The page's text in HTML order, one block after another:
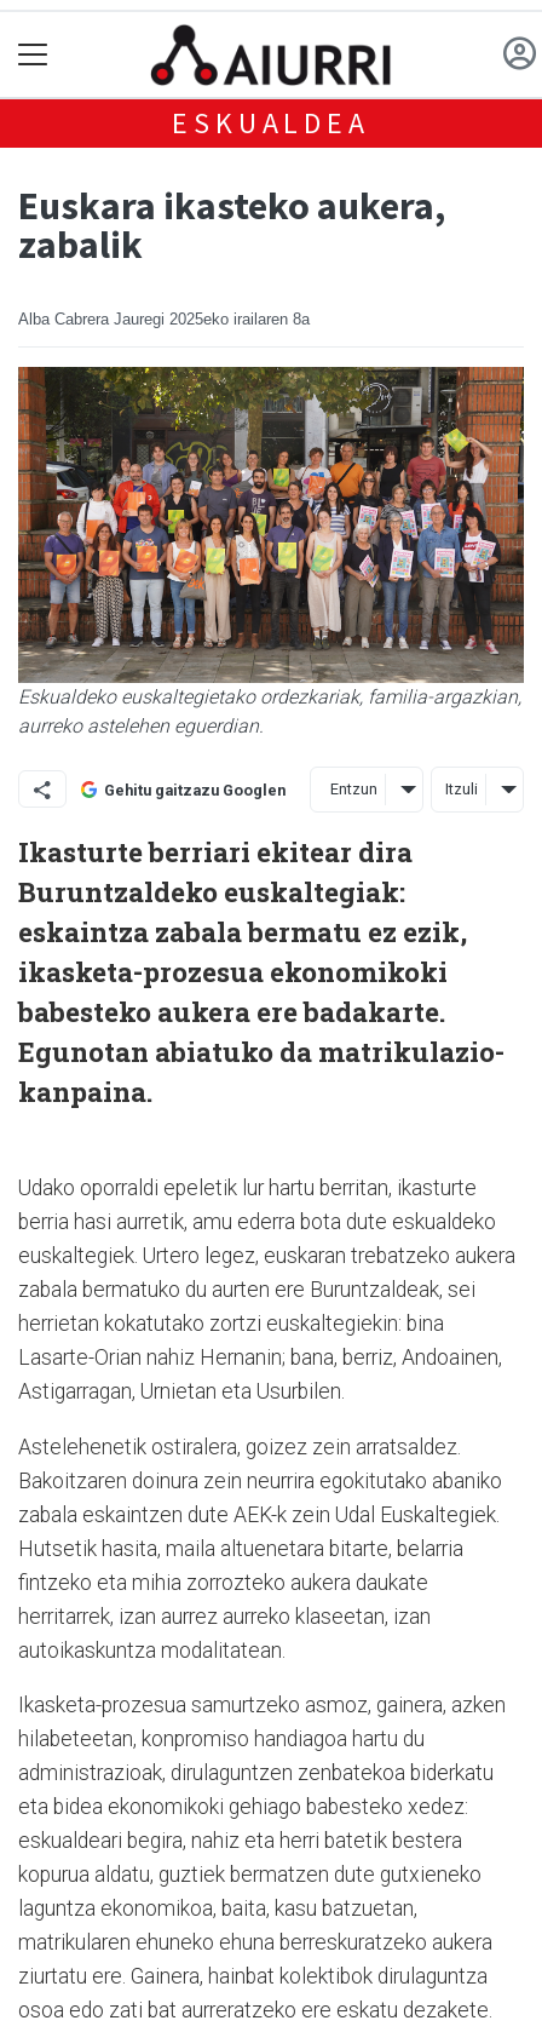
ESKUALDEA
Euskara ikasteko aukera,
zabalik
Alba Cabrera Jauregi 2025eko irailaren 8a
Eskualdeko euskaltegietako ordezkariak, familia-argazkian,
aurreko astelehen eguerdian.
Gehitu gaitzazu Googlen Entzun Itzuli
Ikasturte berriari ekitear dira
Buruntzaldeko euskaltegiak:
eskaintza zabala bermatu ez ezik,
ikasketa-prozesua ekonomikoki
babesteko aukera ere badakarte.
Egunotan abiatuko da matrikulazio-
kanpaina.
Udako oporraldi epeletik lur hartu berritan, ikasturte
berria hasi aurretik, amu ederra bota dute eskualdeko
euskaltegiek. Urtero legez, euskaran trebatzeko aukera
zabala bermatuko du aurten ere Buruntzaldeak, sei
herrietan kokatutako zortzi euskaltegiekin: bina
Lasarte-Orian nahiz Hernanin; bana, berriz, Andoainen,
Astigarragan, Urnietan eta Usurbilen.
Astelehenetik ostiralera, goizez zein arratsaldez.
Bakoitzaren doinura zein neurrira egokitutako abaniko
zabala eskaintzen dute AEK-k zein Udal Euskaltegiek.
Hutsetik hasita, maila altuenetara bitarte, belarria
fintzeko eta mihia zorrozteko aukera daukate
herritarrek, izan aurrez aurreko klaseetan, izan
autoikaskuntza modalitatean.
Ikasketa-prozesua samurtzeko asmoz, gainera, azken
hilabeteetan, konpromiso handiagoa hartu du
administrazioak, dirulaguntzen zenbatekoa biderkatu
eta bidea ekonomikoki gehiago babesteko xedez:
eskualdeari begira, nahiz eta herri batetik bestera
kopurua aldatu, guztiek bermatzen dute gutxieneko
laguntza ekonomikoa, baita, kasu batzuetan,
matrikularen ehuneko ehuna berreskuratzeko aukera
ziurtatu ere. Gainera, hainbat kolektibok dirulaguntza
osoa edo zati bat aurreratzeko ere eskatu dezakete.